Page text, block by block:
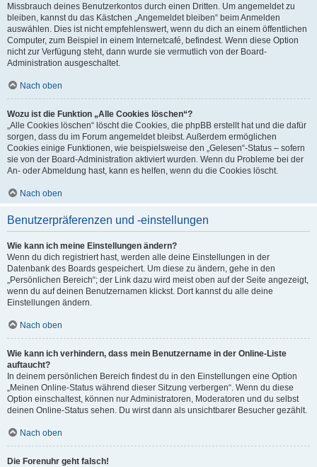
Missbrauch deines Benutzerkontos durch einen Dritten. Um angemeldet zu
bleiben, kannst du das Kästchen „Angemeldet bleiben“ beim Anmelden
auswählen. Dies ist nicht empfehlenswert, wenn du dich an einem öffentlichen
Computer, zum Beispiel in einem Internetcafé, befindest. Wenn diese Option
nicht zur Verfügung steht, dann wurde sie vermutlich von der Board-
Administration ausgeschaltet.
Nach oben
Wozu ist die Funktion „Alle Cookies löschen“?
„Alle Cookies löschen“ löscht die Cookies, die phpBB erstellt hat und die dafür
sorgen, dass du im Forum angemeldet bleibst. Außerdem ermöglichen
Cookies einige Funktionen, wie beispielsweise den „Gelesen“-Status – sofern
sie von der Board-Administration aktiviert wurden. Wenn du Probleme bei der
An- oder Abmeldung hast, kann es helfen, wenn du die Cookies löscht.
Nach oben
Benutzerpräferenzen und -einstellungen
Wie kann ich meine Einstellungen ändern?
Wenn du dich registriert hast, werden alle deine Einstellungen in der
Datenbank des Boards gespeichert. Um diese zu ändern, gehe in den
„Persönlichen Bereich“; der Link dazu wird meist oben auf der Seite angezeigt,
wenn du auf deinen Benutzernamen klickst. Dort kannst du alle deine
Einstellungen ändern.
Nach oben
Wie kann ich verhindern, dass mein Benutzername in der Online-Liste
auftaucht?
In deinem persönlichen Bereich findest du in den Einstellungen eine Option
„Meinen Online-Status während dieser Sitzung verbergen“. Wenn du diese
Option einschaltest, können nur Administratoren, Moderatoren und du selbst
deinen Online-Status sehen. Du wirst dann als unsichtbarer Besucher gezählt.
Nach oben
Die Forenuhr geht falsch!